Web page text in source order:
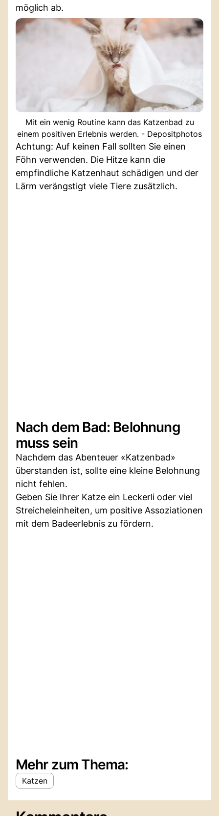
möglich ab.
Mit ein wenig Routine kann das Katzenbad zu
einem positiven Erlebnis werden. - Depositphotos
Achtung: Auf keinen Fall sollten Sie einen
Föhn verwenden. Die Hitze kann die
empfindliche Katzenhaut schädigen und der
Lärm verängstigt viele Tiere zusätzlich.
Nach dem Bad: Belohnung
muss sein
Nachdem das Abenteuer «Katzenbad»
überstanden ist, sollte eine kleine Belohnung
nicht fehlen.
Geben Sie Ihrer Katze ein Leckerli oder viel
Streicheleinheiten, um positive Assoziationen
mit dem Badeerlebnis zu fördern.
Mehr zum Thema:
Katzen